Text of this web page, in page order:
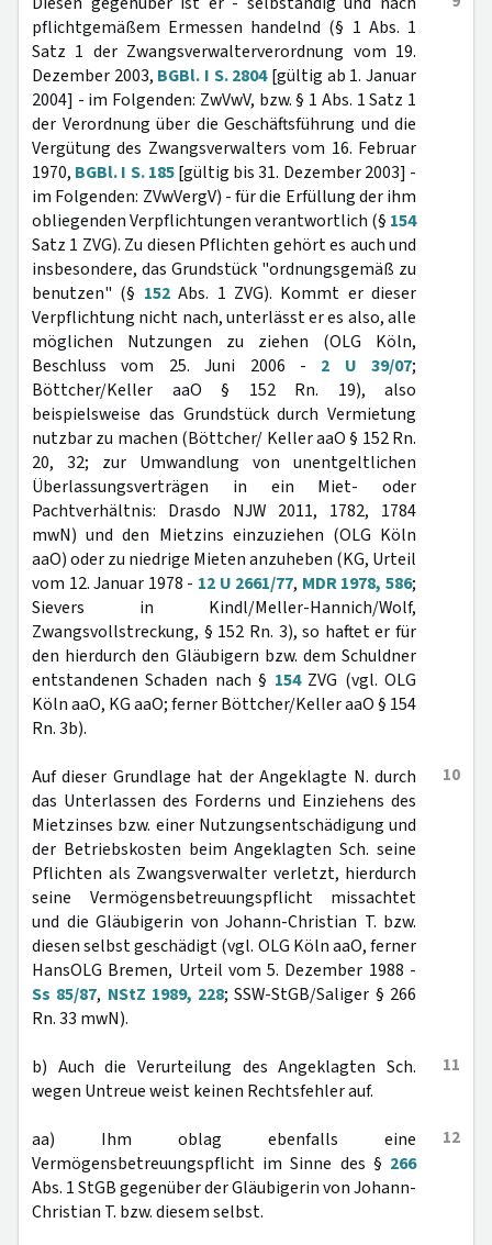
pflichtgemäßem Ermessen handelnd (§ 1 Abs. 1
Satz 1 der Zwangsverwalterverordnung vom 19.
Dezember 2003, BGBl. I S. 2804[gültig ab 1. Januar
2004] - im Folgenden: ZwVwV, bzw. § 1 Abs. 1 Satz 1
der Verordnung über die Geschäftsführung und die
Vergütung des Zwangsverwalters vom 16. Februar
1970, BGBl. I S. 185[gültig bis 31. Dezember 2003] -
im Folgenden: ZVwVergV) - für die Erfüllung der ihm
obliegenden Verpflichtungen verantwortlich (§ 154
Satz 1 ZVG). Zu diesen Pflichten gehört es auch und
insbesondere, das Grundstück "ordnungsgemäß zu
benutzen" (§ 152Abs. 1 ZVG). Kommt er dieser
Verpflichtung nicht nach, unterlässt er es also, alle
möglichen Nutzungen zu ziehen (OLG Köln,
Beschluss vom 25. Juni 2006 - 2 U 39/07;
Böttcher/Keller aaO § 152 Rn. 19), also
beispielsweise das Grundstück durch Vermietung
nutzbar zu machen (Böttcher/ Keller aaO § 152 Rn.
20, 32; zur Umwandlung von unentgeltlichen
Überlassungsverträgen in ein Miet- oder
Pachtverhältnis: Drasdo NJW 2011, 1782, 1784
mwN) und den Mietzins einzuziehen (OLG Köln
aaO) oder zu niedrige Mieten anzuheben (KG, Urteil
vom 12. Januar 1978 - 12 U 2661/77, MDR 1978, 586;
Sievers in Kindl/Meller-Hannich/Wolf,
Zwangsvollstreckung, § 152 Rn. 3), so haftet er für
den hierdurch den Gläubigern bzw. dem Schuldner
entstandenen Schaden nach § 154ZVG (vgl. OLG
Köln aaO, KG aaO; ferner Böttcher/Keller aaO § 154
Rn. 3b).
10
Auf dieser Grundlage hat der Angeklagte N. durch
das Unterlassen des Forderns und Einziehens des
Mietzinses bzw. einer Nutzungsentschädigung und
der Betriebskosten beim Angeklagten Sch. seine
Pflichten als Zwangsverwalter verletzt, hierdurch
seine Vermögensbetreuungspflicht missachtet
und die Gläubigerin von Johann-Christian T. bzw.
diesen selbst geschädigt (vgl. OLG Köln aaO, ferner
HansOLG Bremen, Urteil vom 5. Dezember 1988 -
Ss 85/87, NStZ 1989, 228; SSW-StGB/Saliger § 266
Rn. 33 mwN).
11
b) Auch die Verurteilung des Angeklagten Sch.
wegen Untreue weist keinen Rechtsfehler auf.
12
aa) Ihm oblag ebenfalls eine
Vermögensbetreuungspflicht im Sinne des § 266
Abs. 1 StGB gegenüber der Gläubigerin von Johann-
Christian T. bzw. diesem selbst.